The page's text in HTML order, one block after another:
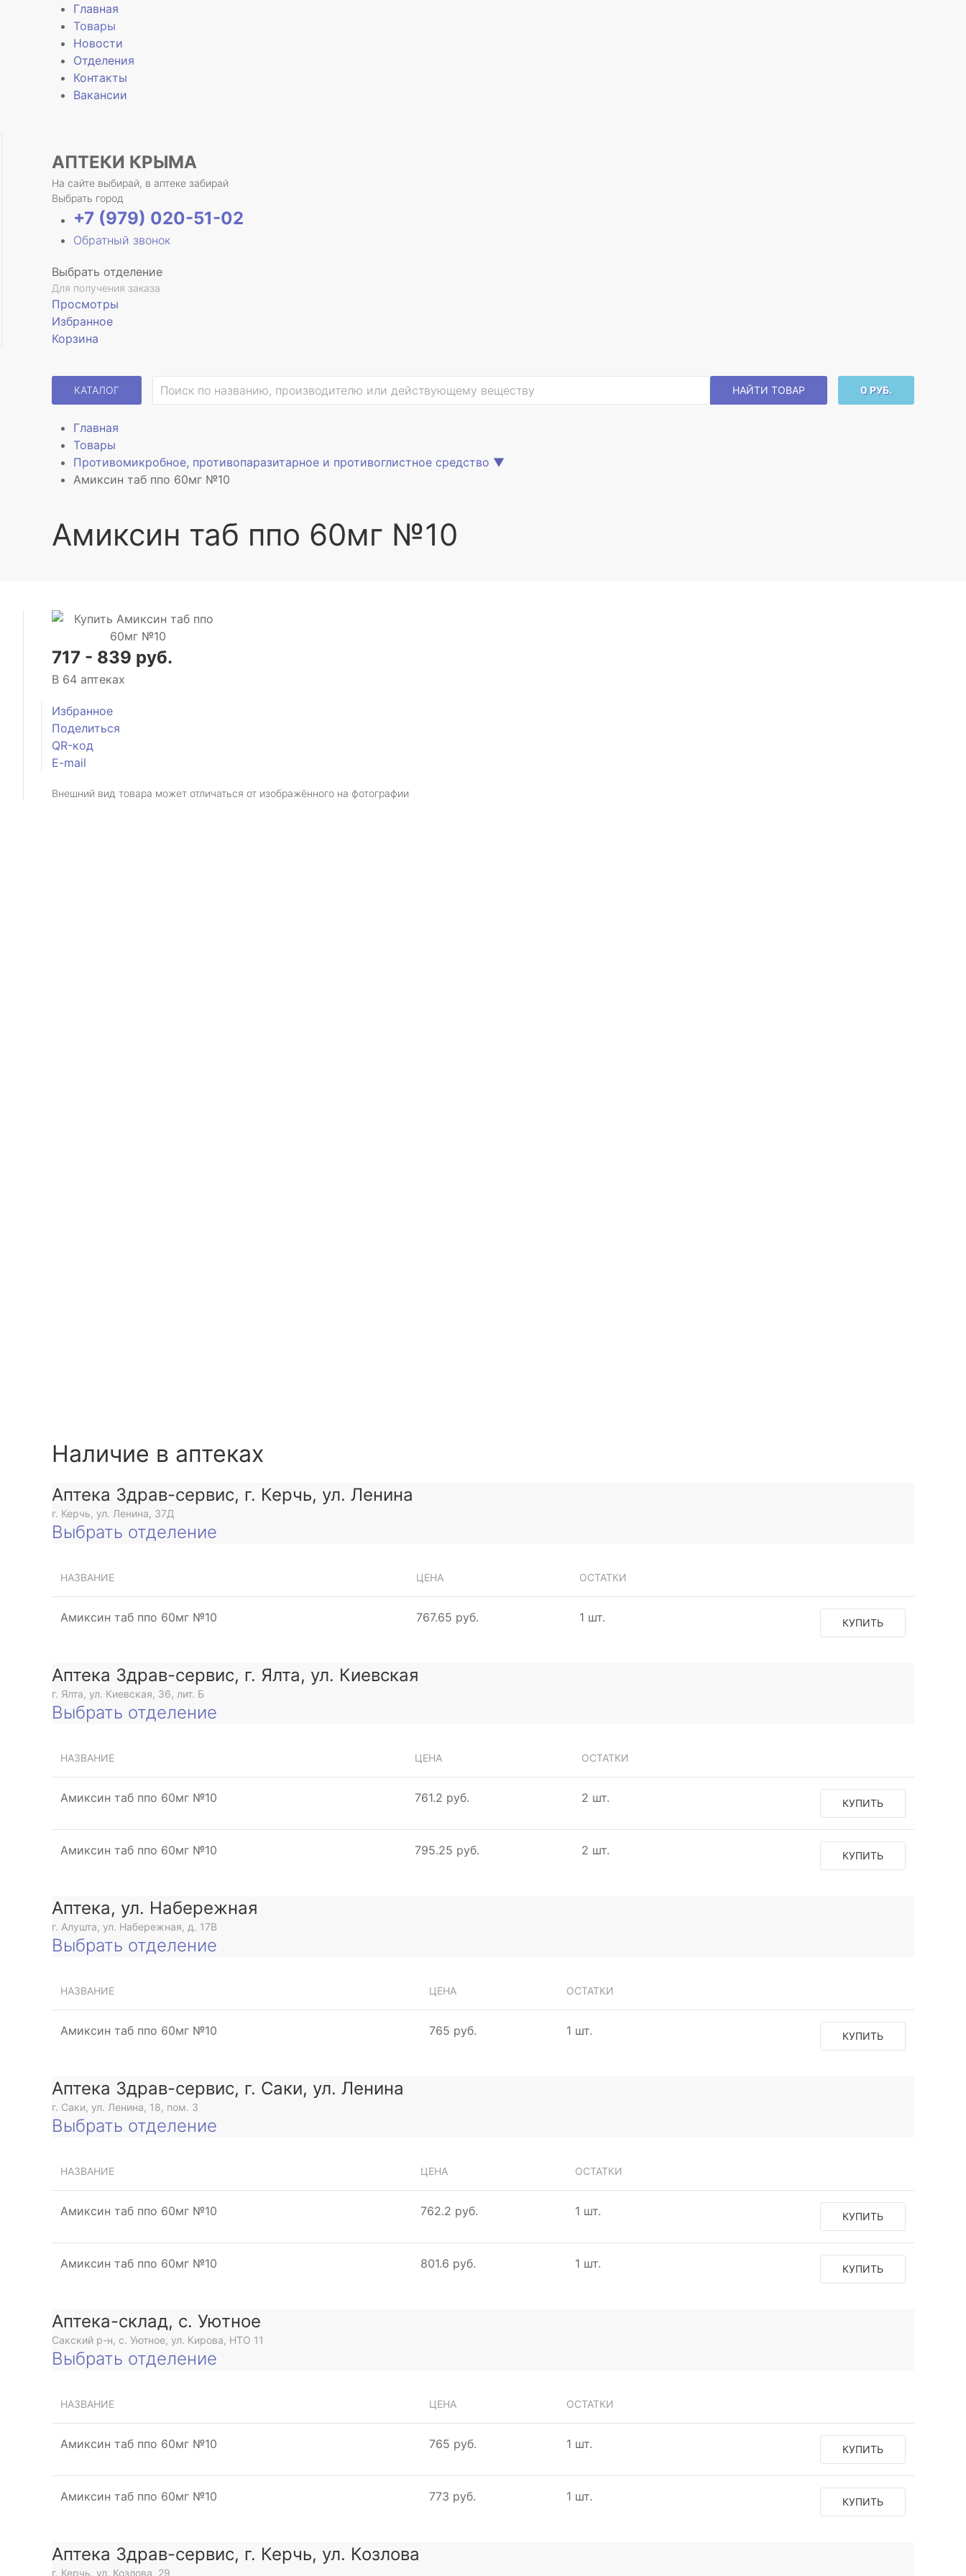
Главная
Товары
Новости
Отделения
Контакты
Вакансии
АПТЕКИ КРЫМА
На сайте выбирай, в аптеке забирай
Выбрать город
+7 (979) 020-51-02
Обратный звонок
Выбрать отделение
Для получения заказа
Просмотры
Избранное
Корзина
КАТАЛОГ НАЙТИ ТОВАР 0 РУБ.
Главная
Товары
Противомикробное, противопаразитарное и противоглистное средство ▼
Амиксин таб ппо 60мг №10
Амиксин таб ппо 60мг №10
717 - 839 руб.
В 64 аптеках
Избранное
Поделиться
QR-код
E-mail
Внешний вид товара может отличаться от изображённого на фотографии
Наличие в аптеках
Аптека Здрав-сервис, г. Керчь, ул. Ленина
г. Керчь, ул. Ленина, 37Д
Выбрать отделение
НАЗВАНИЕ ЦЕНА ОСТАТКИ
Амиксин таб ппо 60мг №10 767.65 руб. 1 шт. КУПИТЬ
Аптека Здрав-сервис, г. Ялта, ул. Киевская
г. Ялта, ул. Киевская, 36, лит. Б
Выбрать отделение
НАЗВАНИЕ ЦЕНА ОСТАТКИ
Амиксин таб ппо 60мг №10 761.2 руб. 2 шт. КУПИТЬ
Амиксин таб ппо 60мг №10 795.25 руб. 2 шт. КУПИТЬ
Аптека, ул. Набережная
г. Алушта, ул. Набережная, д. 17В
Выбрать отделение
НАЗВАНИЕ ЦЕНА ОСТАТКИ
Амиксин таб ппо 60мг №10 765 руб. 1 шт. КУПИТЬ
Аптека Здрав-сервис, г. Саки, ул. Ленина
г. Саки, ул. Ленина, 18, пом. 3
Выбрать отделение
НАЗВАНИЕ ЦЕНА ОСТАТКИ
Амиксин таб ппо 60мг №10 762.2 руб. 1 шт. КУПИТЬ
Амиксин таб ппо 60мг №10 801.6 руб. 1 шт. КУПИТЬ
Аптека-склад, с. Уютное
Сакский р-н, с. Уютное, ул. Кирова, НТО 11
Выбрать отделение
НАЗВАНИЕ ЦЕНА ОСТАТКИ
Амиксин таб ппо 60мг №10 765 руб. 1 шт. КУПИТЬ
Амиксин таб ппо 60мг №10 773 руб. 1 шт. КУПИТЬ
Аптека Здрав-сервис, г. Керчь, ул. Козлова
г. Керчь, ул. Козлова, 29